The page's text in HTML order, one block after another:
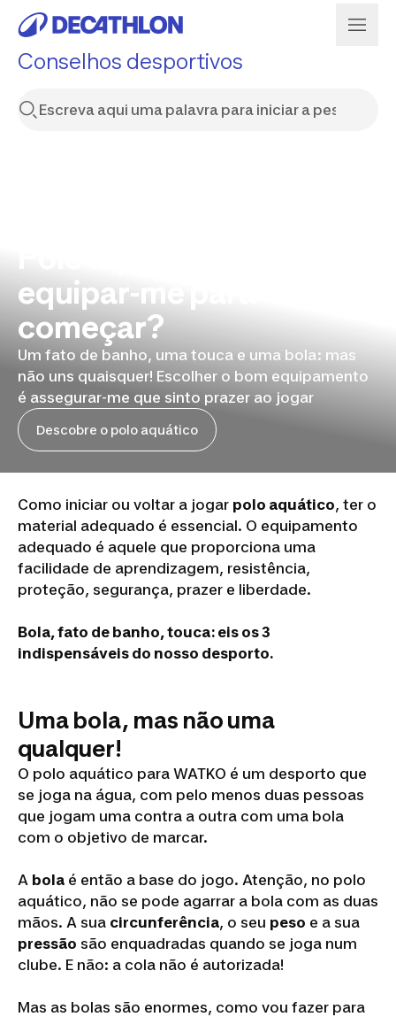
Conselhos desportivos
equipar-me para
começar?
Um fato de banho, uma touca e uma bola: mas
não uns quaisquer! Escolher o bom equipamento
é assegurar-me que sinto prazer ao jogar
Descobre o polo aquático
Como iniciar ou voltar a jogar polo aquático, ter o
material adequado é essencial. O equipamento
adequado é aquele que proporciona uma
facilidade de aprendizagem, resistência,
proteção, segurança, prazer e liberdade.
Bola, fato de banho, touca: eis os 3
indispensáveis do nosso desporto.
Uma bola, mas não uma
qualquer!
O polo aquático para WATKO é um desporto que
se joga na água, com pelo menos duas pessoas
que jogam uma contra a outra com uma bola
com o objetivo de marcar.
A bola é então a base do jogo. Atenção, no polo
aquático, não se pode agarrar a bola com as duas
mãos. A sua circunferência, o seu peso e a sua
pressão são enquadradas quando se joga num
clube. E não: a cola não é autorizada!
Mas as bolas são enormes, como vou fazer para